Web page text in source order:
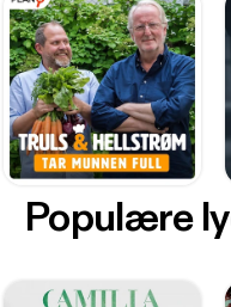
Populære